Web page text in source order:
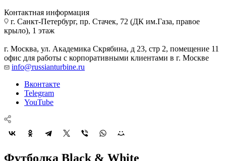
Контактная информация
г. Санкт-Петербург, пр. Стачек, 72 (ДК им.Газа, правое
крыло), 1 этаж
г. Москва, ул. Академика Скрябина, д 23, стр 2, помещение 11
офис для работы с корпоративными клиентами в г. Москве
info@russianturbine.ru
Вконтакте
Telegram
YouTube
Футболка Black & White